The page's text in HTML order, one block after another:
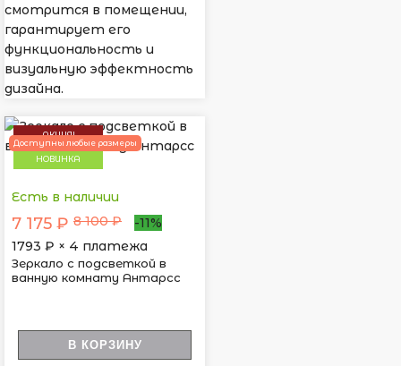
смотрится в помещении,
гарантирует его
функциональность и
визуальную эффектность
дизайна.
АКЦИЯ!
НОВИНКА
Доступны любые размеры
Есть в наличии
7 175 ₽ 8 100 ₽
-11%
1793 ₽ × 4 платежа
Зеркало с подсветкой в
ванную комнату Антарсс
В КОРЗИНУ